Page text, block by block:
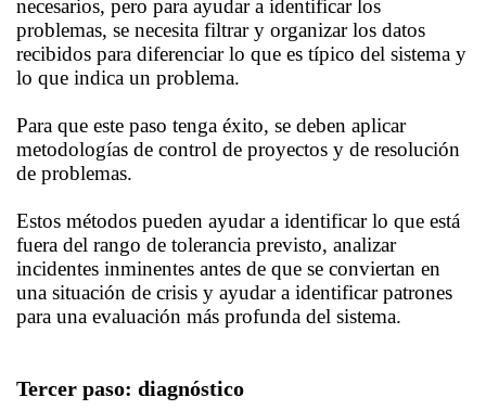
necesarios, pero para ayudar a identificar los
problemas, se necesita filtrar y organizar los datos
recibidos para diferenciar lo que es típico del sistema y
lo que indica un problema.
Para que este paso tenga éxito, se deben aplicar
metodologías de control de proyectos y de resolución
de problemas.
Estos métodos pueden ayudar a identificar lo que está
fuera del rango de tolerancia previsto, analizar
incidentes inminentes antes de que se conviertan en
una situación de crisis y ayudar a identificar patrones
para una evaluación más profunda del sistema.
Tercer paso: diagnóstico